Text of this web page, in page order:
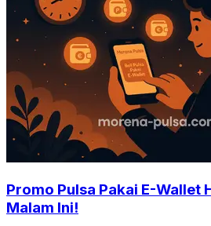
Promo Pulsa Pakai E-Wallet
Malam Ini!